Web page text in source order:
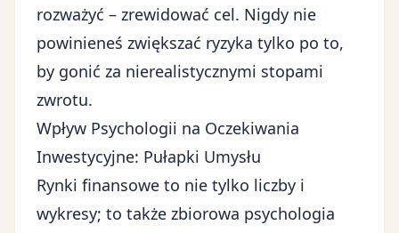
rozważyć – zrewidować cel. Nigdy nie
powinieneś zwiększać ryzyka tylko po to,
by gonić za nierealistycznymi stopami
zwrotu.
Wpływ Psychologii na Oczekiwania
Inwestycyjne: Pułapki Umysłu
Rynki finansowe to nie tylko liczby i
wykresy; to także zbiorowa psychologia